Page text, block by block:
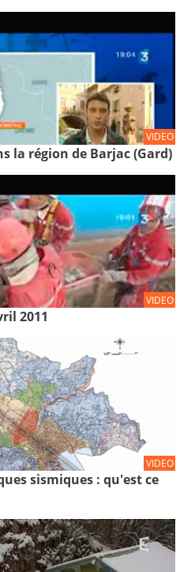
VIDEO
la région de Barjac (Gard)
VIDEO
2011
VIDEO
sismiques : qu'est ce